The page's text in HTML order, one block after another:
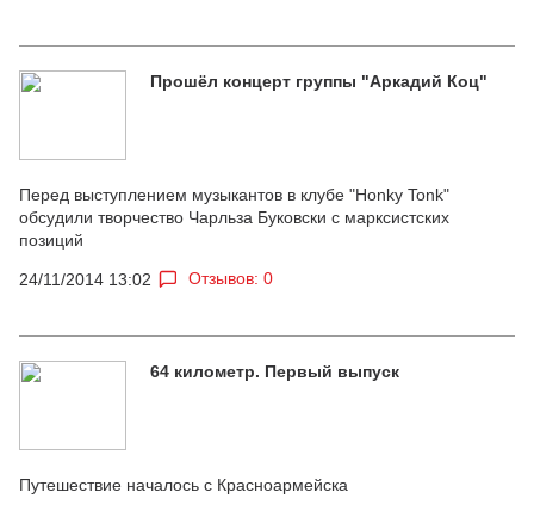
Прошёл концерт группы "Аркадий Коц"
Перед выступлением музыкантов в клубе "Honky Tonk"
обсудили творчество Чарльза Буковски с марксистских
позиций
24/11/2014 13:02 Отзывов: 0
64 километр. Первый выпуск
Путешествие началось с Красноармейска